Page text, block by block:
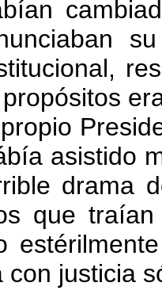
asistido
drama
que
con justicia